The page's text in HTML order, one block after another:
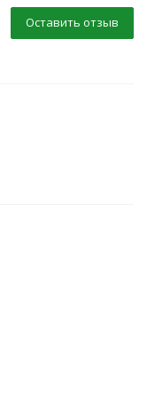
Оставить отзыв